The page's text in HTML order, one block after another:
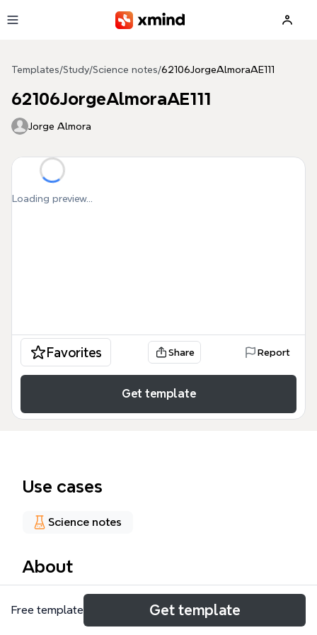
Templates/Study/Science notes/62106JorgeAlmoraAE111
62106JorgeAlmoraAE111
Jorge Almora
Loading preview...
Favorites Share Report
Get template
Use cases
Science notes
About
Este Motores de Pistón mind map es una
herramienta educativa técnica diseñada para
Free template Get template